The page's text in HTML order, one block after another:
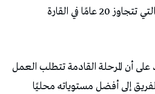
الفنية، مستفيدًا من خبرته التي تتجاوز 20 عامًا في القارة
على أن المرحلة القادمة تتطلب العمل
إلى أفضل مستوياته محليًا